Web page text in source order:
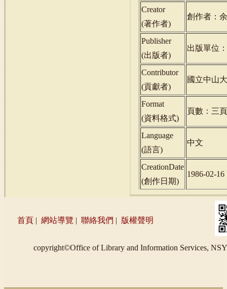
Creator
(著作者)
創作者：
Publisher
(出版者)
出版單位
Contributor
(貢獻者)
國立中山
Format
(資料格式)
頁數：三頁
Language
(語言)
中文
CreationDate
(創作日期)
1986-02-16
首頁 | 網站導覽 | 聯絡我們 | 版權聲明
copyright©Office of Library and Information Services,